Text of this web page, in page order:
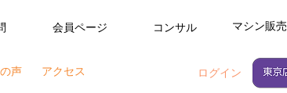
会員ページ コンサル マシン販売
声 アクセス ログイン